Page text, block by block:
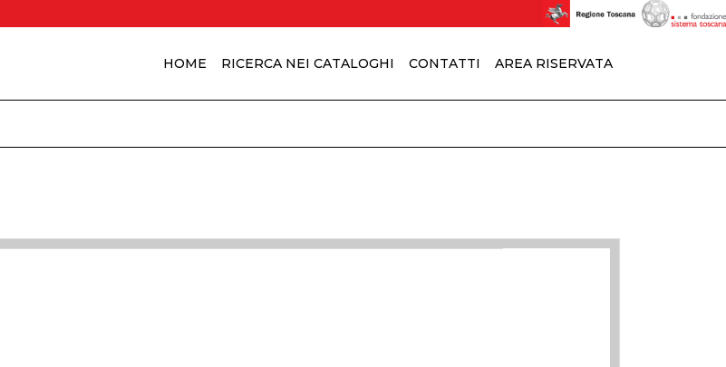
HOME RICERCA NEI CATALOGHI CONTATTI AREA RISERVATA